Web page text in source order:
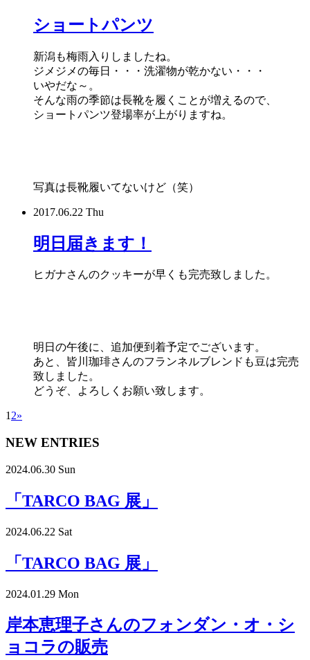
ショートパンツ
新潟も梅雨入りしましたね。
ジメジメの毎日・・・洗濯物が乾かない・・・
いやだな～。
そんな雨の季節は長靴を履くことが増えるので、
ショートパンツ登場率が上がりますね。
写真は長靴履いてないけど（笑）
2017.06.22 Thu
明日届きます！
ヒガナさんのクッキーが早くも完売致しました。
明日の午後に、追加便到着予定でございます。
あと、皆川珈琲さんのフランネルブレンドも豆は完売
致しました。
どうぞ、よろしくお願い致します。
12»
NEW ENTRIES
2024.06.30 Sun
「TARCO BAG 展」
2024.06.22 Sat
「TARCO BAG 展」
2024.01.29 Mon
岸本恵理子さんのフォンダン・オ・シ
ョコラの販売